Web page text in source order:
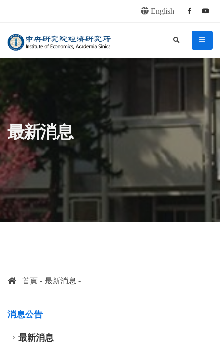
English Facebook
中央研究院經濟研究所 menu
search
最新消息
首頁 最新消息
消息公告
最新消息